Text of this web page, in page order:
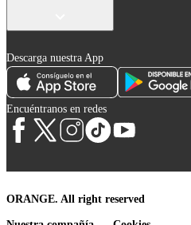
Descarga nuestra App
Encuéntranos en redes
ORANGE. All right reserved